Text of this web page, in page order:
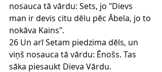
nosauca tā vārdu: Sets, jo "Dievs
man ir devis citu dēlu pēc Ābela, jo to
nokāva Kains".
26 Un arī Setam piedzima dēls, un
viņš nosauca tā vārdu: Ēnošs. Tas
sāka piesaukt Dieva Vārdu.